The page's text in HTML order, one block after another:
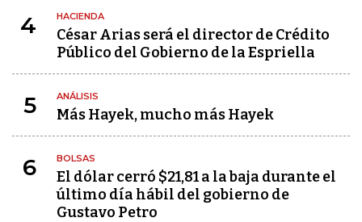
4 HACIENDA
César Arias será el director de Crédito
Público del Gobierno de la Espriella
5 ANÁLISIS
Más Hayek, mucho más Hayek
6 BOLSAS
El dólar cerró $21,81 a la baja durante el
último día hábil del gobierno de
Gustavo Petro